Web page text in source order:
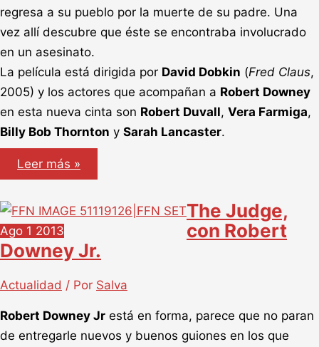
regresa a su pueblo por la muerte de su padre. Una
vez allí descubre que éste se encontraba involucrado
en un asesinato.
La película está dirigida por David Dobkin (Fred Claus,
2005) y los actores que acompañan a Robert Downey
en esta nueva cinta son Robert Duvall, Vera Farmiga,
Billy Bob Thornton y Sarah Lancaster.
The
Judge,
nueva
Leer más »
Ago 1 2013
The Judge,
con Robert
Downey Jr.
Actualidad / Por Salva
Robert Downey Jr está en forma, parece que no paran
de entregarle nuevos y buenos guiones en los que